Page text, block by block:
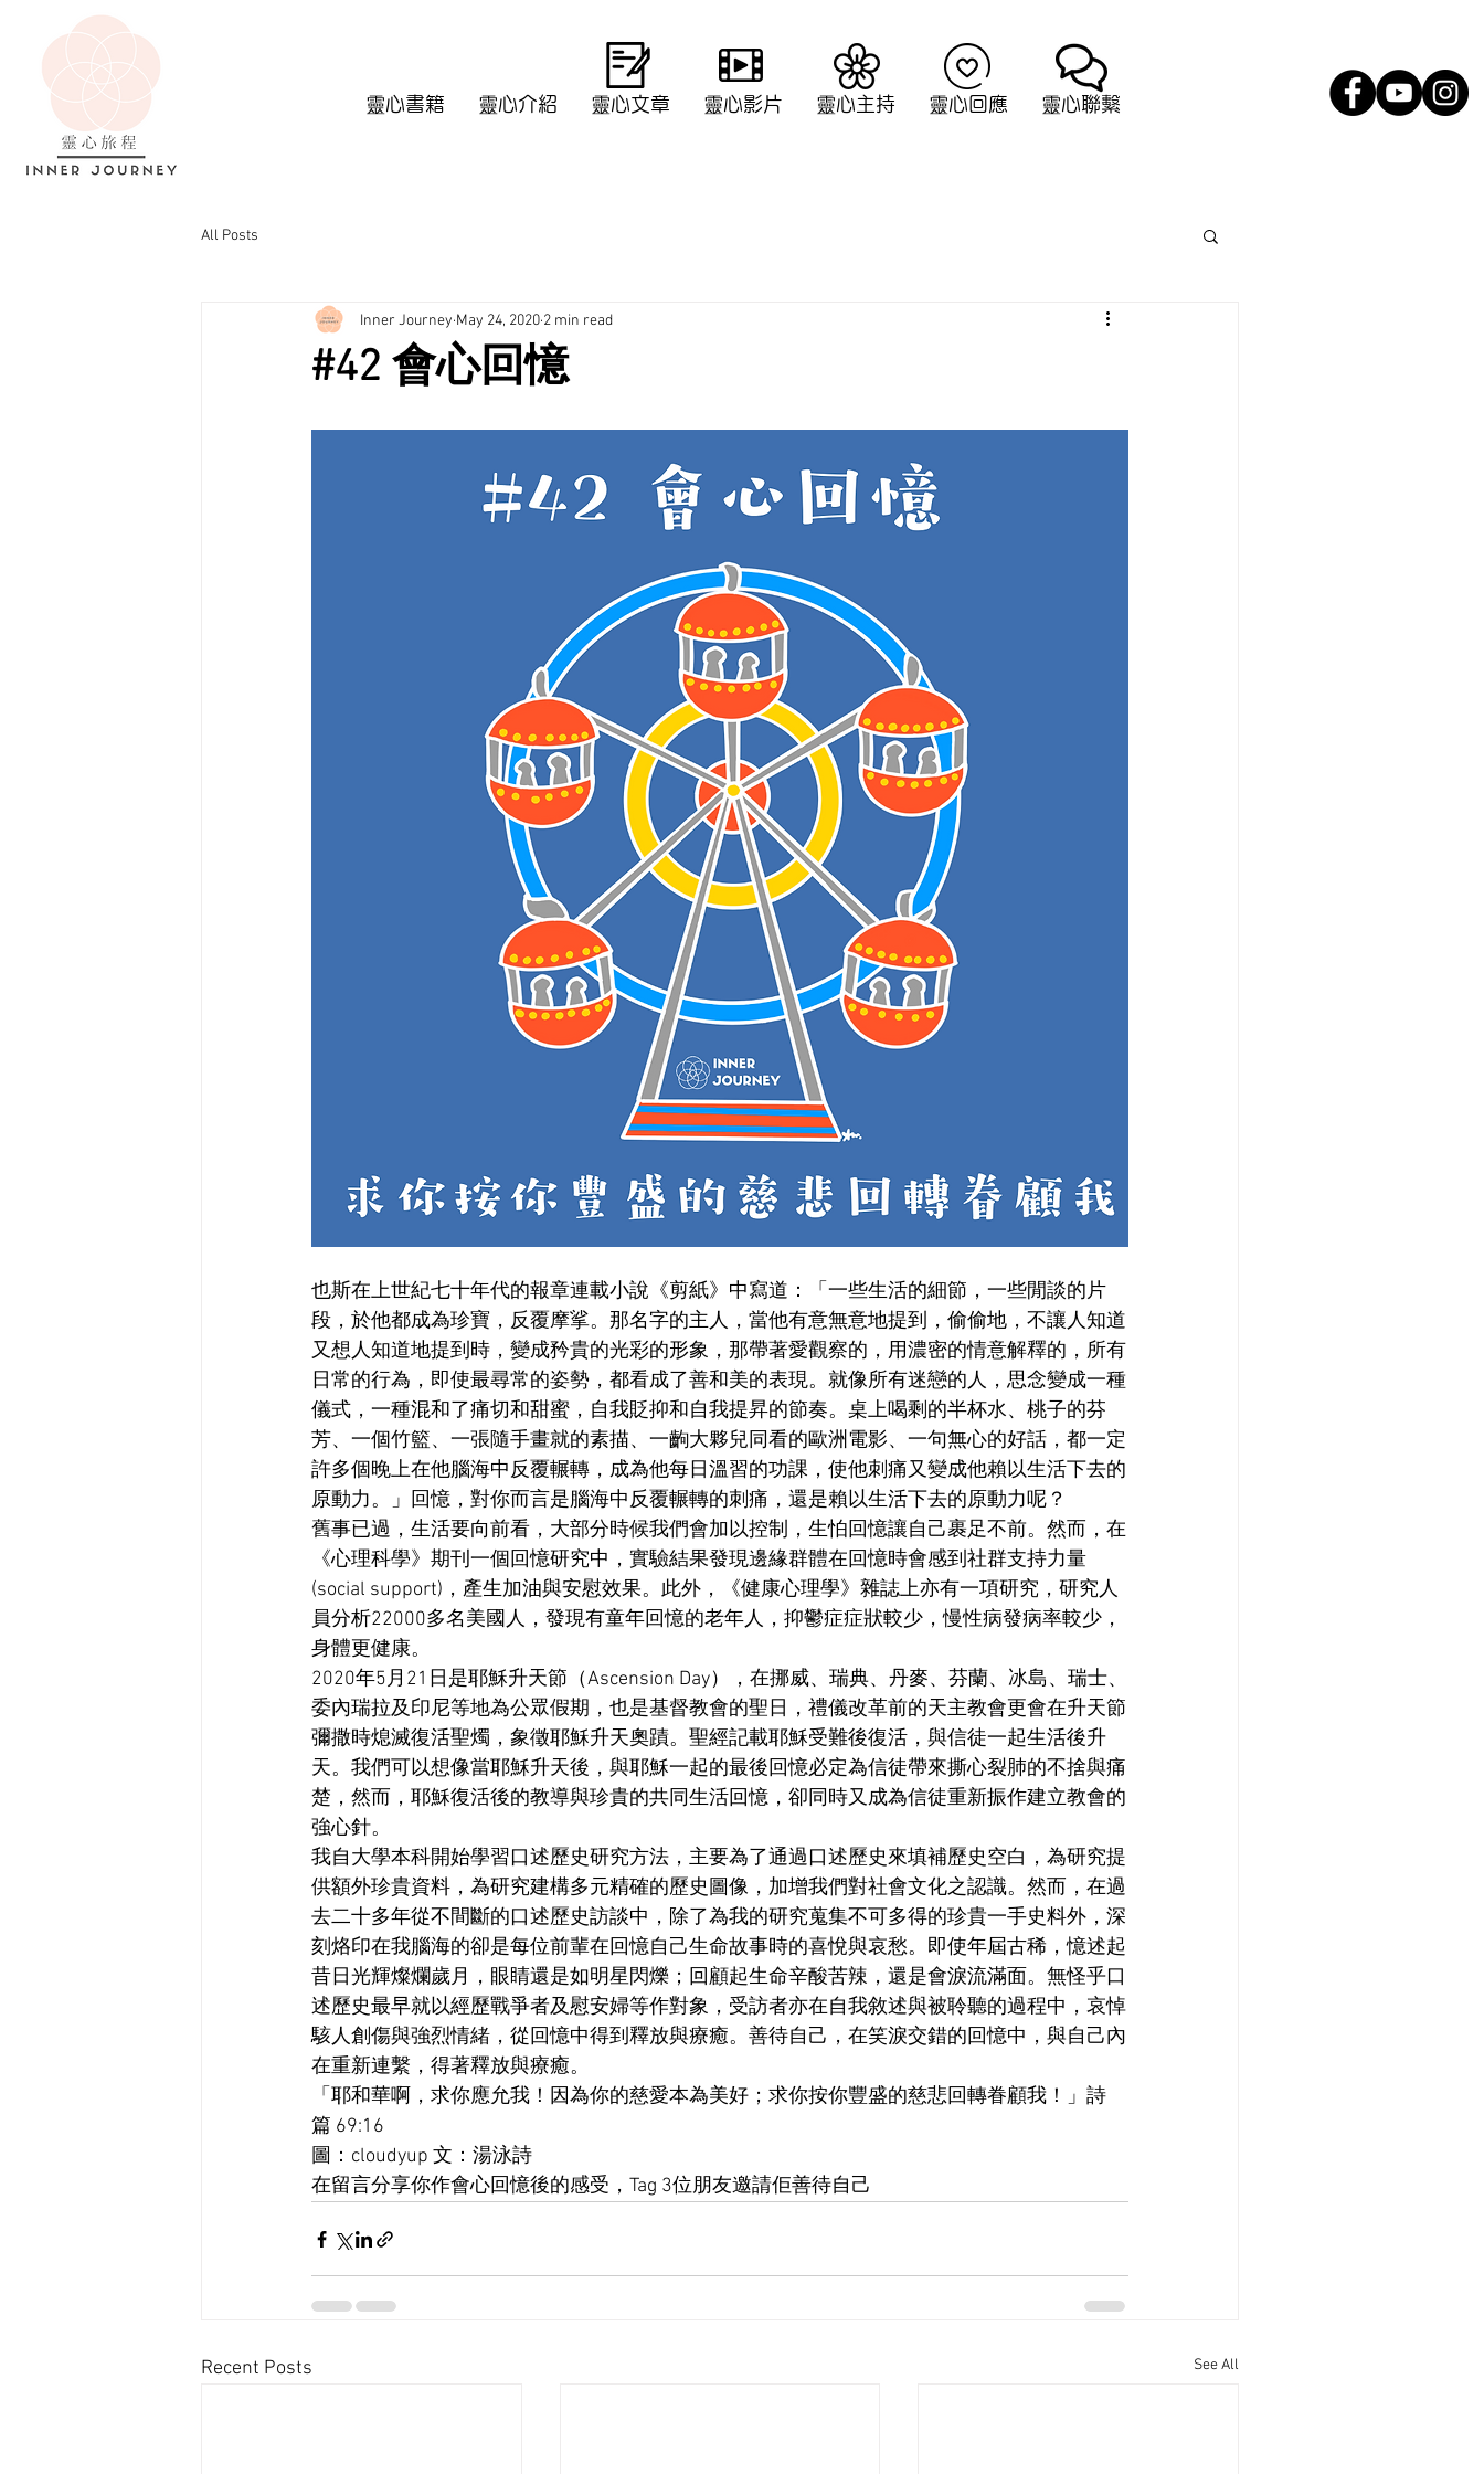
靈心書籍 靈心介紹 靈心文章 靈心影片 ​靈心主持 靈心回應 靈心聯繫
All Posts
#42 會心回憶
Inner Journey May 24, 2020 2 min read
也斯在上世紀七十年代的報章連載小說《剪紙》中寫道：「一些生活的細節，一些閒談的片
段，於他都成為珍寶，反覆摩挲。那名字的主人，當他有意無意地提到，偷偷地，不讓人知道
又想人知道地提到時，變成矜貴的光彩的形象，那帶著愛觀察的，用濃密的情意解釋的，所有
日常的行為，即使最尋常的姿勢，都看成了善和美的表現。就像所有迷戀的人，思念變成一種
儀式，一種混和了痛切和甜蜜，自我貶抑和自我提昇的節奏。桌上喝剩的半杯水、桃子的芬
芳、一個竹籃、一張隨手畫就的素描、一齣大夥兒同看的歐洲電影、一句無心的好話，都一定
許多個晚上在他腦海中反覆輾轉，成為他每日溫習的功課，使他刺痛又變成他賴以生活下去的
原動力。」回憶，對你而言是腦海中反覆輾轉的刺痛，還是賴以生活下去的原動力呢？
舊事已過，生活要向前看，大部分時候我們會加以控制，生怕回憶讓自己裹足不前。然而，在
《心理科學》期刊一個回憶研究中，實驗結果發現邊緣群體在回憶時會感到社群支持力量
(social support)，產生加油與安慰效果。此外，《健康心理學》雜誌上亦有一項研究，研究人
員分析22000多名美國人，發現有童年回憶的老年人，抑鬱症症狀較少，慢性病發病率較少，
身體更健康。
2020年5月21日是耶穌升天節（Ascension Day），在挪威、瑞典、丹麥、芬蘭、冰島、瑞士、
委內瑞拉及印尼等地為公眾假期，也是基督教會的聖日，禮儀改革前的天主教會更會在升天節
彌撒時熄滅復活聖燭，象徵耶穌升天奧蹟。聖經記載耶穌受難後復活，與信徒一起生活後升
天。我們可以想像當耶穌升天後，與耶穌一起的最後回憶必定為信徒帶來撕心裂肺的不捨與痛
楚，然而，耶穌復活後的教導與珍貴的共同生活回憶，卻同時又成為信徒重新振作建立教會的
強心針。
我自大學本科開始學習口述歷史研究方法，主要為了通過口述歷史來填補歷史空白，為研究提
供額外珍貴資料，為研究建構多元精確的歷史圖像，加增我們對社會文化之認識。然而，在過
去二十多年從不間斷的口述歷史訪談中，除了為我的研究蒐集不可多得的珍貴一手史料外，深
刻烙印在我腦海的卻是每位前輩在回憶自己生命故事時的喜悅與哀愁。即使年屆古稀，憶述起
昔日光輝燦爛歲月，眼睛還是如明星閃爍；回顧起生命辛酸苦辣，還是會淚流滿面。無怪乎口
述歷史最早就以經歷戰爭者及慰安婦等作對象，受訪者亦在自我敘述與被聆聽的過程中，哀悼
駭人創傷與強烈情緒，從回憶中得到釋放與療癒。善待自己，在笑淚交錯的回憶中，與自己內
在重新連繫，得著釋放與療癒。
「耶和華啊，求你應允我！因為你的慈愛本為美好；求你按你豐盛的慈悲回轉眷顧我！」詩
篇 69:16
圖：cloudyup 文：湯泳詩
在留言分享你作會心回憶後的感受，Tag 3位朋友邀請佢善待自己
Recent Posts See All